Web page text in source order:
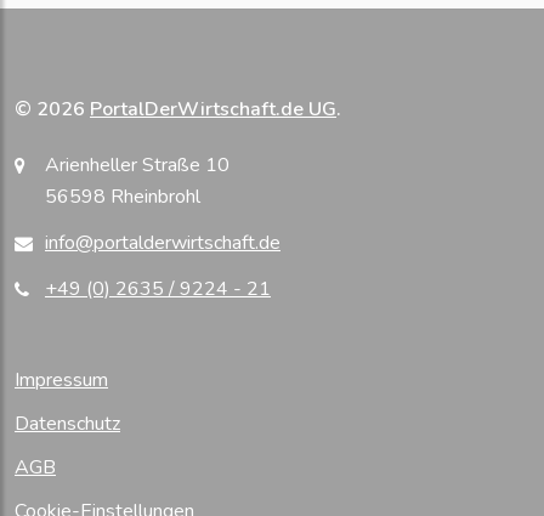
© 2026 PortalDerWirtschaft.de UG.
Arienheller Straße 10
56598 Rheinbrohl
info@portalderwirtschaft.de
+49 (0) 2635 / 9224 - 21
Impressum
Datenschutz
AGB
Cookie-Einstellungen